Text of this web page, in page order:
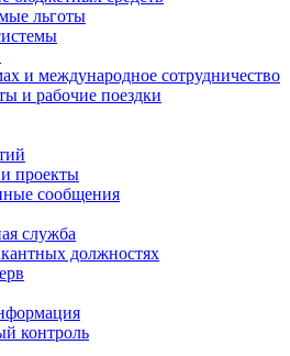
льготы
и международное сотрудничество
и рабочие поездки
проекты
сообщения
служба
должностях
контроль